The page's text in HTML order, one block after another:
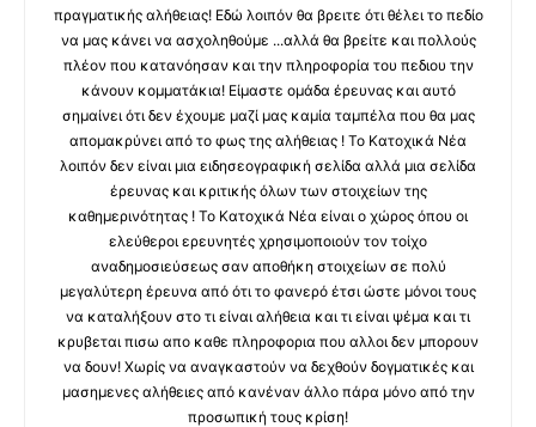
πραγματικής αλήθειας! Εδώ λοιπόν θα βρειτε ότι θέλει το πεδίο
να μας κάνει να ασχοληθούμε ...αλλά θα βρείτε και πολλούς
πλέον που κατανόησαν και την πληροφορία του πεδιου την
κάνουν κομματάκια! Είμαστε ομάδα έρευνας και αυτό
σημαίνει ότι δεν έχουμε μαζί μας καμία ταμπέλα που θα μας
απομακρύνει από το φως της αλήθειας ! Το Κατοχικά Νέα
λοιπόν δεν είναι μια ειδησεογραφική σελίδα αλλά μια σελίδα
έρευνας και κριτικής όλων των στοιχείων της
καθημερινότητας ! Το Κατοχικά Νέα είναι ο χώρος όπου οι
ελεύθεροι ερευνητές χρησιμοποιούν τον τοίχο
αναδημοσιεύσεως σαν αποθήκη στοιχείων σε πολύ
μεγαλύτερη έρευνα από ότι το φανερό έτσι ώστε μόνοι τους
να καταλήξουν στο τι είναι αλήθεια και τι είναι ψέμα και τι
κρυβεται πισω απο καθε πληροφορια που αλλοι δεν μπορουν
να δουν! Χωρίς να αναγκαστούν να δεχθούν δογματικές και
μασημενες αλήθειες από κανέναν άλλο πάρα μόνο από την
προσωπική τους κρίση!